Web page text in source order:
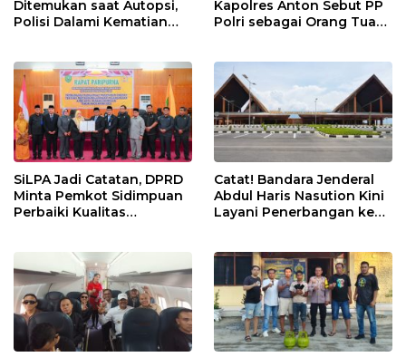
Ditemukan saat Autopsi,
Polisi Dalami Kematian
Kapolres Anton Sebut PP
Polri sebagai Orang Tua
SiLPA Jadi Catatan, DPRD
Minta Pemkot Sidimpuan
Perbaiki Kualitas
Catat! Bandara Jenderal
Abdul Haris Nasution Kini
Layani Penerbangan ke